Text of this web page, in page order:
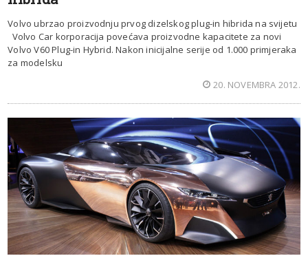
Volvo ubrzao proizvodnju prvog dizelskog plug-in hibrida na svijetu
Volvo Car korporacija povećava proizvodne kapacitete za novi
Volvo V60 Plug-in Hybrid. Nakon inicijalne serije od 1.000 primjeraka
za modelsku
20. NOVEMBRA 2012.